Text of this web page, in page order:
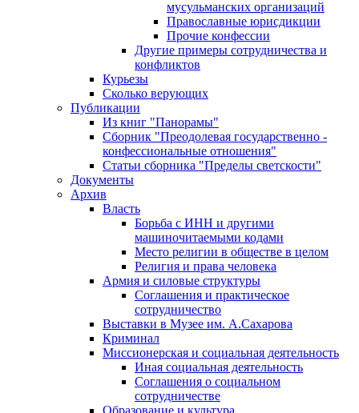
мусульманских организаций
Православные юрисдикции
Прочие конфессии
Другие примеры сотрудничества и
конфликтов
Курьезы
Сколько верующих
Публикации
Из книг "Панорамы"
Сборник "Преодолевая государственно -
конфессиональные отношения"
Статьи сборника "Пределы светскости"
Документы
Архив
Власть
Борьба с ИНН и другими
машиночитаемыми кодами
Место религии в обществе в целом
Религия и права человека
Армия и силовые структуры
Соглашения и практическое
сотрудничество
Выставки в Музее им. А.Сахарова
Криминал
Миссионерская и социальная деятельность
Иная социальная деятельность
Соглашения о социальном
сотрудничестве